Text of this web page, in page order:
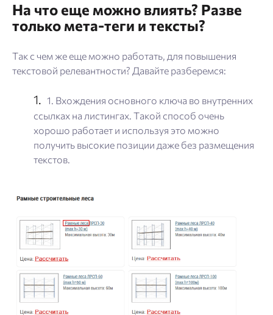
На что еще можно влиять? Разве
только мета-теги и тексты?
Так с чем же еще можно работать, для повышения
текстовой релевантности? Давайте разберемся:
1. Вхождения основного ключа во внутренних
ссылках на листингах. Такой способ очень
хорошо работает и используя это можно
получить высокие позиции даже без размещения
текстов.